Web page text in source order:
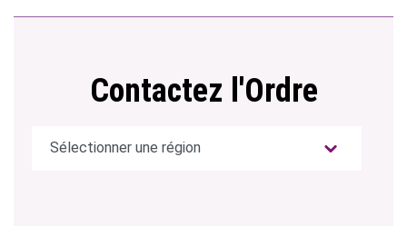
Contactez l'Ordre